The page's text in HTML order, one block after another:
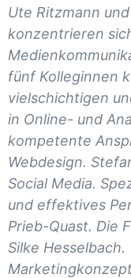
Ute Ritzmann
konzentrieren
fünf Kolleginnen
vielschichtigen
in Online- und
kompetente
Webdesign.
Social Media.
und effektives
Prieb-Quast. Die
Silke